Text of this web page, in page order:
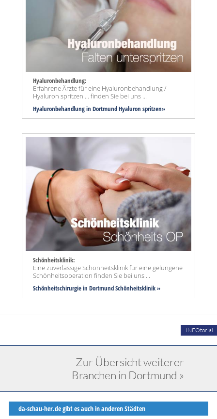
Hyaluronbehandlung:
Erfahrene Ärzte für eine Hyaluronbehandlung /
Hyaluron spritzen ... finden Sie bei uns ...
Hyaluronbehandlung in Dortmund Hyaluron spritzen»
Schönheitsklinik:
Eine zuverlässige Schönheitsklinik für eine gelungene
Schönheitsoperation finden Sie bei uns ...
Schönheitschirurgie in Dortmund Schönheitsklinik »
INFOtorial
Zur Übersicht weiterer
Branchen in Dortmund »
da-schau-her.de gibt es auch in anderen Städten